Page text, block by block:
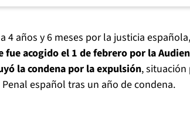
4 años y 6 meses por la justicia española,
acogido el 1 de febrero por la
la condena por la expulsión,
español tras un año de condena.